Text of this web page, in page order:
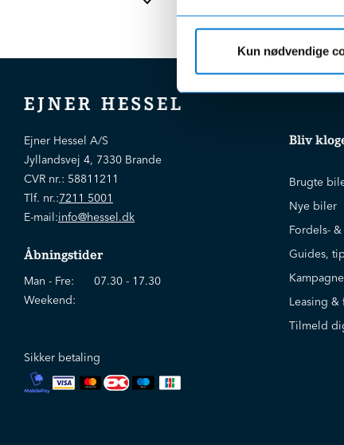
Kun nødvendige
EJNER HESSEL
Ejner Hessel A/S
Jyllandsvej 4, 7330 Brande
CVR nr.: 58811211
Tlf. nr.:7211 5001
E-mail:info@hessel.dk
Åbningstider
Man - Fre:
07.30 - 17.30
Weekend:
Sikker betaling
Bliv
Brugte
Nye biler
Fordels-
Guides,
Leasing &
Tilmeld